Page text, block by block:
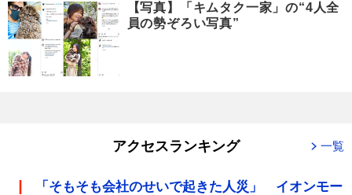
【写真】「キムタク一家」の“4人全
員の勢ぞろい写真”
アクセスランキング 一覧
「そもそも会社のせいで起きた人災」 イオンモー